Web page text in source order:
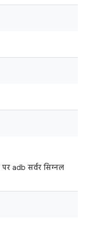
adb सर्वर सिग्नल